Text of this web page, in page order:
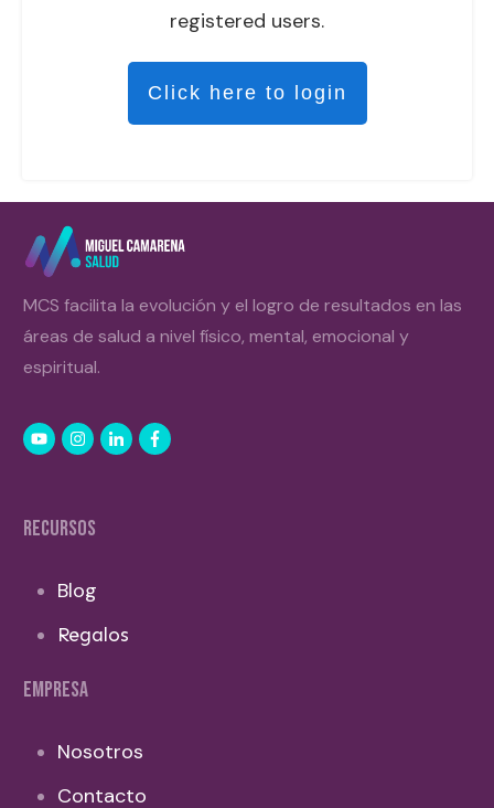
registered users.
Click here to login
MCS facilita la evolución y el logro de resultados en las
áreas de salud a nivel físico, mental, emocional y
espiritual.
RECURSOS
Blog
Regalos
EMPRESA
Nosotros
Contacto